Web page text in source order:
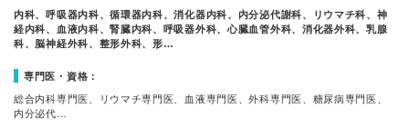
内科、呼吸器内科、循環器内科、消化器内科、内分泌代謝科、リウマチ科、神
経内科、血液内科、腎臓内科、呼吸器外科、心臓血管外科、消化器外科、乳腺
科、脳神経外科、整形外科、形…
専門医・資格：
総合内科専門医、リウマチ専門医、血液専門医、外科専門医、糖尿病専門医、
内分泌代…